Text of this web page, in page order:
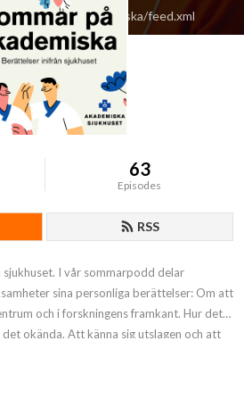
sommarpaakademiska/feed.xml
63
Episodes
RSS
I vår sommarpodd delar
sina personliga berättelser: Om att
och i forskningens framkant. Hur det
okända. Att känna sig utslagen och att